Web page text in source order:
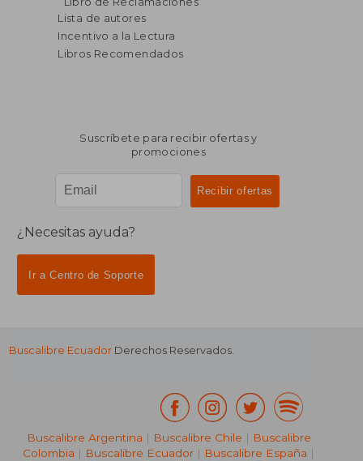
45% $ 36.29
$ 19.96
Lista de autores
Incentivo a la Lectura
Libros Recomendados
Suscríbete para recibir ofertas y
promociones
¿Necesitas ayuda?
Ir a Centro de Soporte
Buscalibre Ecuador Derechos Reservados.
Buscalibre Argentina | Buscalibre Chile | Buscalibre
Colombia | Buscalibre Ecuador | Buscalibre España |